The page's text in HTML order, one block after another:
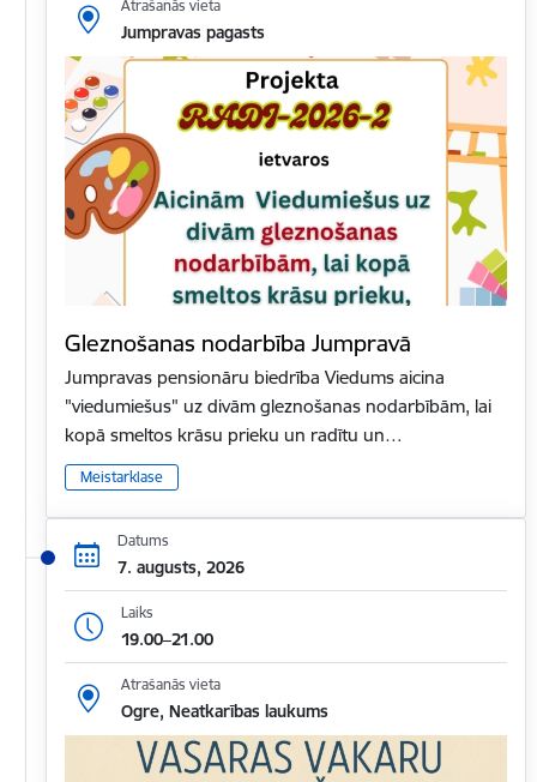
Atrašanās vieta
Jumpravas pagasts
Gleznošanas nodarbība Jumpravā
Jumpravas pensionāru biedrība Viedums aicina
"viedumiešus" uz divām gleznošanas nodarbībām, lai
kopā smeltos krāsu prieku un radītu un…
Meistarklase
Datums
7. augusts, 2026
Laiks
19.00–21.00
Atrašanās vieta
Ogre, Neatkarības laukums